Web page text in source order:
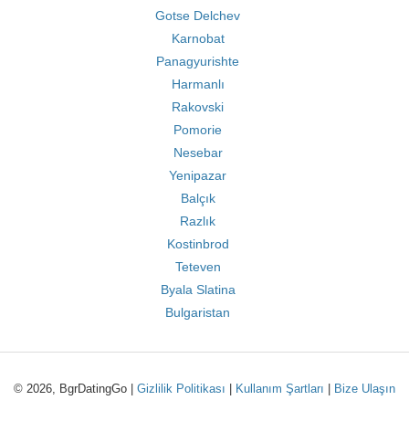
Gotse Delchev
Karnobat
Panagyurishte
Harmanlı
Rakovski
Pomorie
Nesebar
Yenipazar
Balçık
Razlık
Kostinbrod
Teteven
Byala Slatina
Bulgaristan
© 2026, BgrDatingGo | Gizlilik Politikası Kullanım Şartları Bize Ulaşın